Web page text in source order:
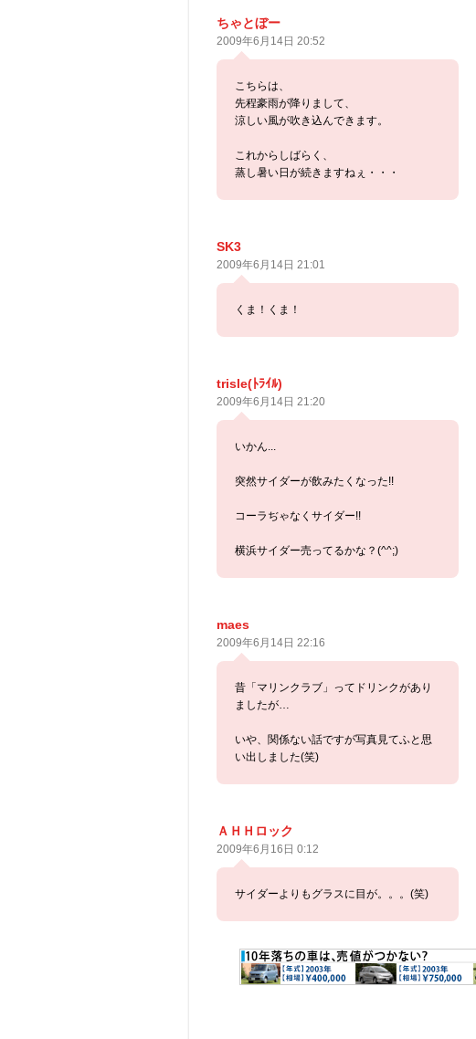
ちゃとぼー
2009年6月14日 20:52
こちらは、
先程豪雨が降りまして、
涼しい風が吹き込んできます。
これからしばらく、
蒸し暑い日が続きますねぇ・・・
SK3
2009年6月14日 21:01
くま！くま！
trisle(ﾄﾗｲﾙ)
2009年6月14日 21:20
いかん...
突然サイダーが飲みたくなった!!
コーラぢゃなくサイダー!!
横浜サイダー売ってるかな？(^^;)
maes
2009年6月14日 22:16
昔「マリンクラブ」ってドリンクがあり
ましたが…
いや、関係ない話ですが写真見てふと思
い出しました(笑)
ＡＨＨロック
2009年6月16日 0:12
サイダーよりもグラスに目が。。。(笑)